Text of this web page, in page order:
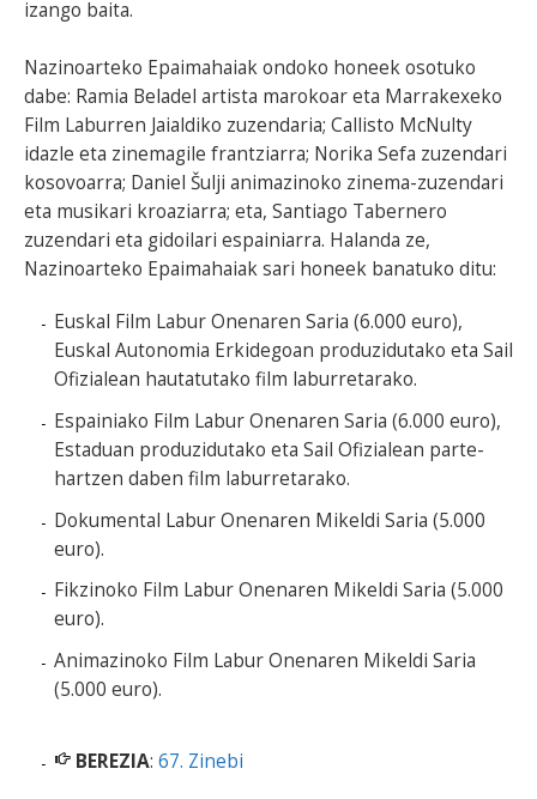
izango baita.
Nazinoarteko Epaimahaiak ondoko honeek osotuko
dabe: Ramia Beladel artista marokoar eta Marrakexeko
Film Laburren Jaialdiko zuzendaria; Callisto McNulty
idazle eta zinemagile frantziarra; Norika Sefa zuzendari
kosovoarra; Daniel Šulji animazinoko zinema-zuzendari
eta musikari kroaziarra; eta, Santiago Tabernero
zuzendari eta gidoilari espainiarra. Halanda ze,
Nazinoarteko Epaimahaiak sari honeek banatuko ditu:
Euskal Film Labur Onenaren Saria (6.000 euro),
Euskal Autonomia Erkidegoan produzidutako eta Sail
Ofizialean hautatutako film laburretarako.
Espainiako Film Labur Onenaren Saria (6.000 euro),
Estaduan produzidutako eta Sail Ofizialean parte-
hartzen daben film laburretarako.
Dokumental Labur Onenaren Mikeldi Saria (5.000
euro).
Fikzinoko Film Labur Onenaren Mikeldi Saria (5.000
euro).
Animazinoko Film Labur Onenaren Mikeldi Saria
(5.000 euro).
BEREZIA: 67. Zinebi